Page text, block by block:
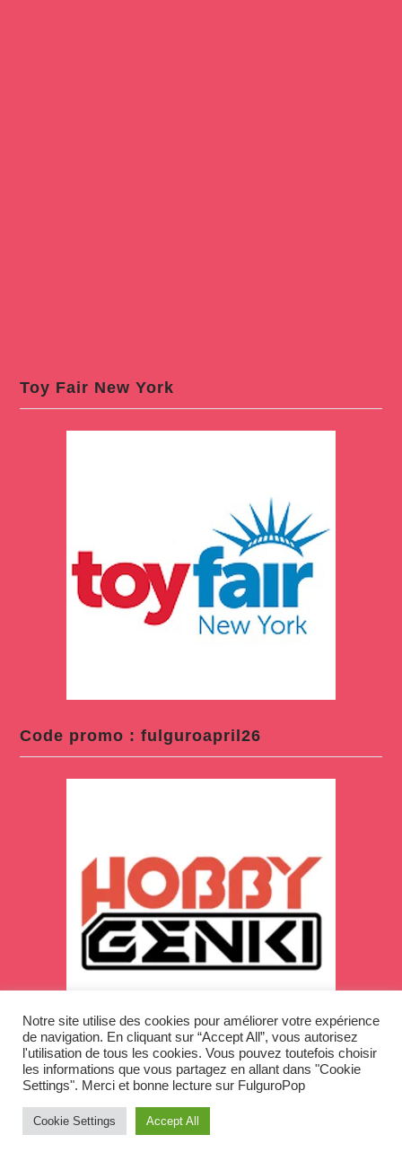
Toy Fair New York
Code promo : fulguroapril26
Copyright © 2026
Notre site utilise des cookies pour améliorer votre expérience
de navigation. En cliquant sur “Accept All”, vous autorisez
l'utilisation de tous les cookies. Vous pouvez toutefois choisir
les informations que vous partagez en allant dans "Cookie
Settings". Merci et bonne lecture sur FulguroPop
Cookie Settings Accept All